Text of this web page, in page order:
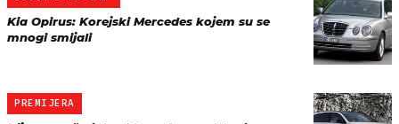
Kia Opirus: Korejski Mercedes kojem su se
mnogi smijali
PREMIJERA